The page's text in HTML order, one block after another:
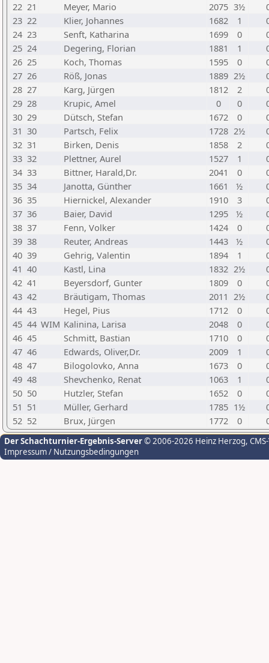
22 21 Meyer, Mario 2075 3½
23 22 Klier, Johannes 1682 1
24 23 Senft, Katharina 1699 0
25 24 Degering, Florian 1881 1
26 25 Koch, Thomas 1595 0
27 26 Röß, Jonas 1889 2½
28 27 Karg, Jürgen 1812 2
29 28 Krupic, Amel 0 0
30 29 Dütsch, Stefan 1672 0
31 30 Partsch, Felix 1728 2½
32 31 Birken, Denis 1858 2
33 32 Plettner, Aurel 1527 1
34 33 Bittner, Harald,Dr. 2041 0
35 34 Janotta, Günther 1661 ½
36 35 Hiernickel, Alexander 1910 3
37 36 Baier, David 1295 ½
38 37 Fenn, Volker 1424 0
39 38 Reuter, Andreas 1443 ½
40 39 Gehrig, Valentin 1894 1
41 40 Kastl, Lina 1832 2½
42 41 Beyersdorf, Gunter 1809 0
43 42 Bräutigam, Thomas 2011 2½
44 43 Hegel, Pius 1712 0
45 44 WIM Kalinina, Larisa 2048 0
46 45 Schmitt, Bastian 1710 0
47 46 Edwards, Oliver,Dr. 2009 1
48 47 Bilogolovko, Anna 1673 0
49 48 Shevchenko, Renat 1063 1
50 50 Hutzler, Stefan 1652 0
51 51 Müller, Gerhard 1785 1½
52 52 Brux, Jürgen 1772 0
Der Schachturnier-Ergebnis-Server© 2006-2026 Heinz Herzog,
Impressum / Nutzungsbedingungen